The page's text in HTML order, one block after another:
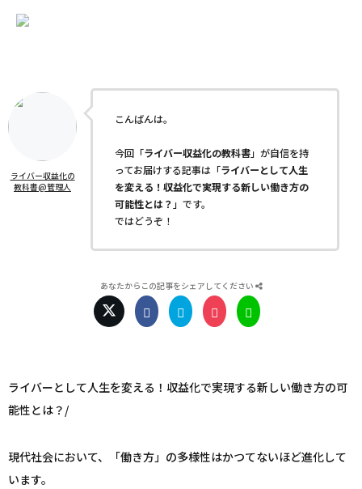
ライバー収益化の
教科書@管理人
こんばんは。
今回「ライバー収益化の教科書」が自信を持
ってお届けする記事は「ライバーとして人生
を変える！収益化で実現する新しい働き方の
可能性とは？ 」です。
ではどうぞ！
あなたからこの記事をシェアしてください
ライバーとして人生を変える！収益化で実現する新しい働き方の可
能性とは？/
現代社会において、「働き方」の多様性はかつてないほど進化して
います。